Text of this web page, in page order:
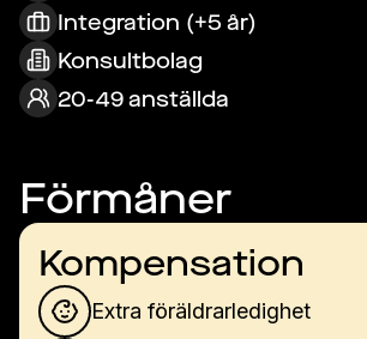
Integration (+5 år)
Konsultbolag
20-49 anställda
Förmåner
Kompensation
Extra föräldrarledighet